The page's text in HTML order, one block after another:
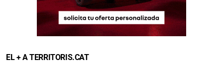
EL + A TERRITORIS.CAT